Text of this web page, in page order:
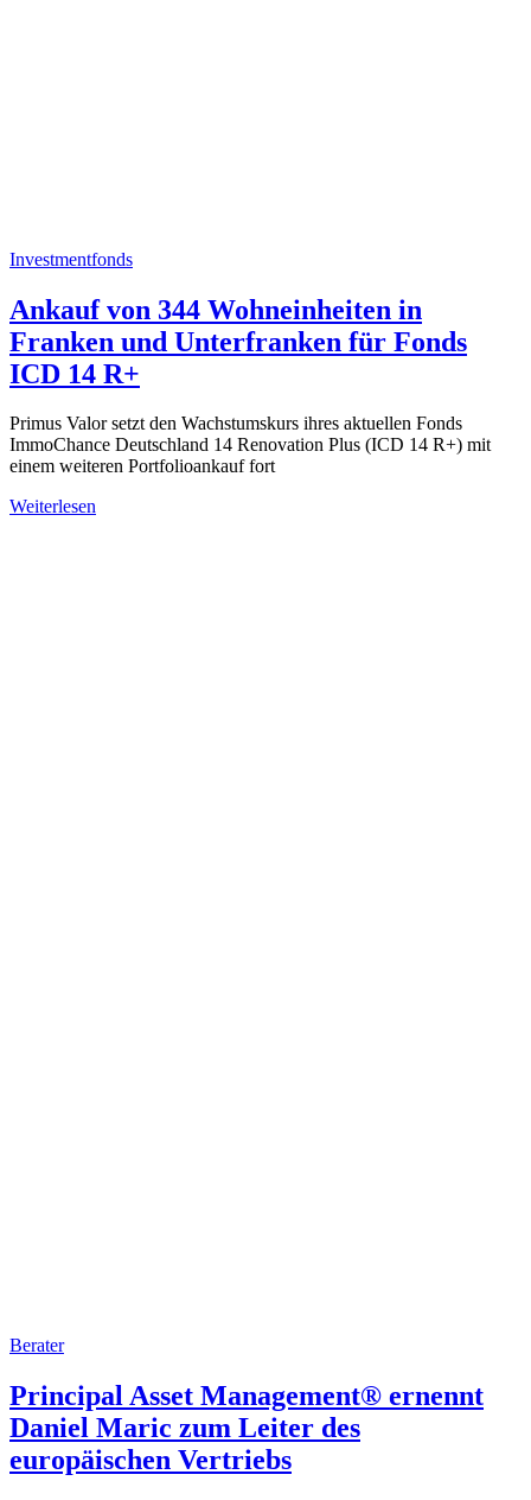
Investmentfonds
Ankauf von 344 Wohneinheiten in
Franken und Unterfranken für Fonds
ICD 14 R+
Primus Valor setzt den Wachstumskurs ihres aktuellen Fonds
ImmoChance Deutschland 14 Renovation Plus (ICD 14 R+) mit
einem weiteren Portfolioankauf fort
Weiterlesen
Berater
Principal Asset Management® ernennt
Daniel Maric zum Leiter des
europäischen Vertriebs